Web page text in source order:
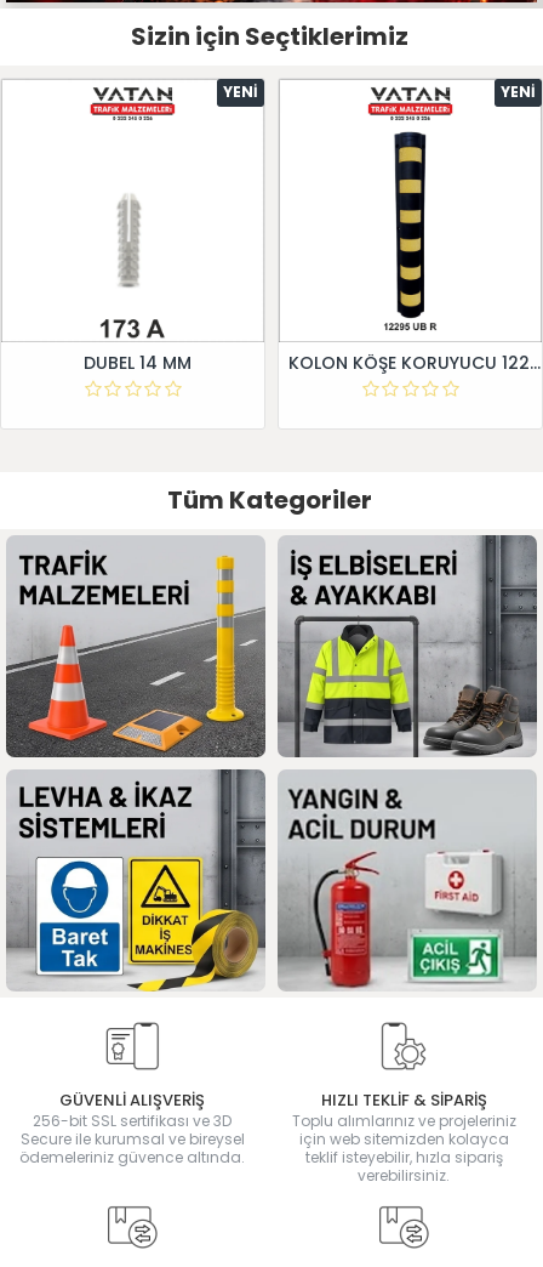
Sizin için Seçtiklerimiz
YENI
DUBEL 14 MM
YENI
KOLON KÖŞE KORUYUCU 12295 UB R
Tüm Kategoriler
GÜVENLİ ALIŞVERİŞ
256-bit SSL sertifikası ve 3D
Secure ile kurumsal ve bireysel
ödemeleriniz güvence altında.
HIZLI TEKLİF & SİPARİŞ
Toplu alımlarınız ve projeleriniz
için web sitemizden kolayca
teklif isteyebilir, hızla sipariş
verebilirsiniz.